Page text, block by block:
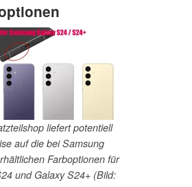
liefert potentiell
auf die bei Samsung
Farboptionen für
und Galaxy S24+ (Bild: